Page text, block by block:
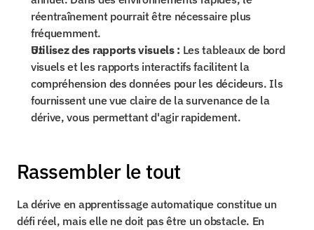
réentraînement pourrait être nécessaire plus
fréquemment.
Utilisez des rapports visuels : Les tableaux de bord
visuels et les rapports interactifs facilitent la
compréhension des données pour les décideurs. Ils
fournissent une vue claire de la survenance de la
dérive, vous permettant d'agir rapidement.
Rassembler le tout
La dérive en apprentissage automatique constitue un
défi réel, mais elle ne doit pas être un obstacle. En